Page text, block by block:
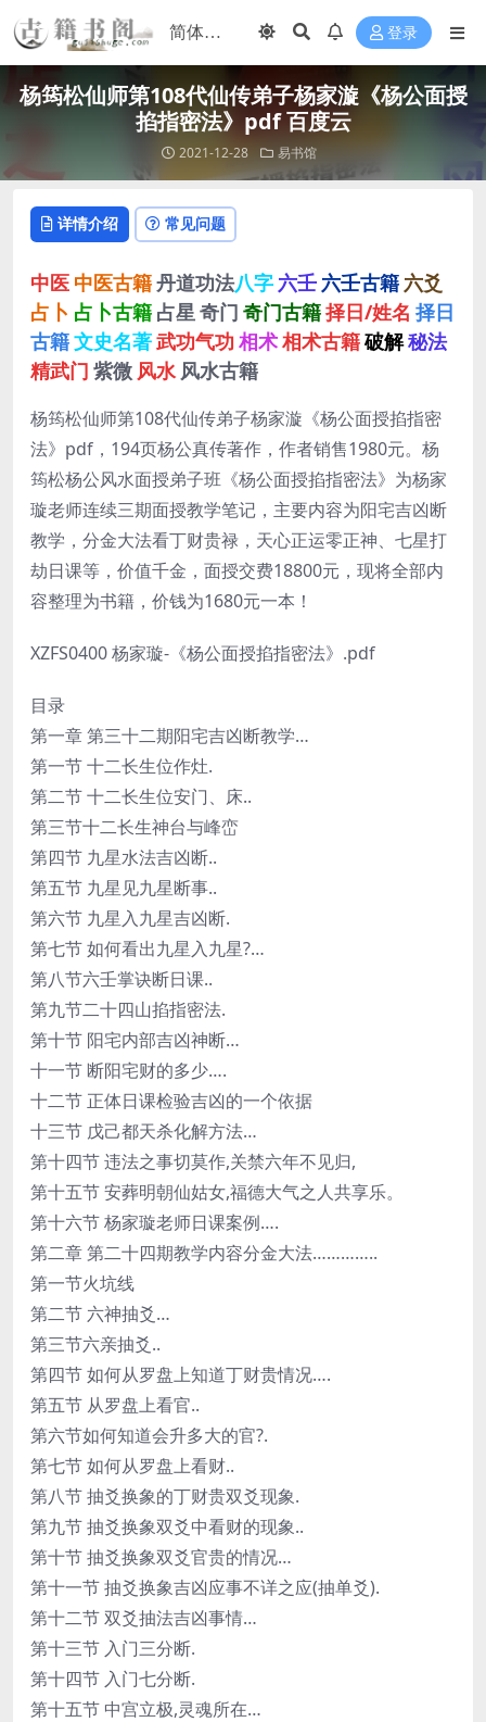
登录
杨筠松仙师第108代仙传弟子杨家漩《杨公面授
掐指密法》pdf 百度云
2021-12-28 易书馆
详情介绍 常见问题
中医 中医古籍丹道功法八字 六壬 六壬古籍 六爻
占卜 占卜古籍 占星 奇门 奇门古籍择日/姓名 择日
古籍文史名著武功气功 相术相术古籍破解秘法
精武门 紫微 风水 风水古籍
杨筠松仙师第108代仙传弟子杨家漩《杨公面授掐指密
法》pdf，194页杨公真传著作，作者销售1980元。杨
筠松杨公风水面授弟子班《杨公面授掐指密法》为杨家
璇老师连续三期面授教学笔记，主要内容为阳宅吉凶断
教学，分金大法看丁财贵禄，天心正运零正神、七星打
劫日课等，价值千金，面授交费18800元，现将全部内
容整理为书籍，价钱为1680元一本！
XZFS0400 杨家璇-《杨公面授掐指密法》.pdf
目录
第一章 第三十二期阳宅吉凶断教学…
第一节 十二长生位作灶.
第二节 十二长生位安门、床..
第三节十二长生神台与峰峦
第四节 九星水法吉凶断..
第五节 九星见九星断事..
第六节 九星入九星吉凶断.
第七节 如何看出九星入九星?…
第八节六壬掌诀断日课..
第九节二十四山掐指密法.
第十节 阳宅内部吉凶神断…
十一节 断阳宅财的多少….
十二节 正体日课检验吉凶的一个依据
十三节 戊己都天杀化解方法…
第十四节 违法之事切莫作,关禁六年不见归,
第十五节 安葬明朝仙姑女,福德大气之人共享乐。
第十六节 杨家璇老师日课案例….
第二章 第二十四期教学内容分金大法…………..
第一节火坑线
第二节 六神抽爻…
第三节六亲抽爻..
第四节 如何从罗盘上知道丁财贵情况….
第五节 从罗盘上看官..
第六节如何知道会升多大的官?.
第七节 如何从罗盘上看财..
第八节 抽爻换象的丁财贵双爻现象.
第九节 抽爻换象双爻中看财的现象..
第十节 抽爻换象双爻官贵的情况…
第十一节 抽爻换象吉凶应事不详之应(抽单爻).
第十二节 双爻抽法吉凶事情…
第十三节 入门三分断.
第十四节 入门七分断.
第十五节 中宫立极,灵魂所在…